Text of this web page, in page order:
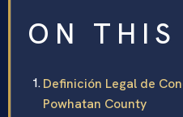
ON THIS
Definición Legal de
Powhatan County